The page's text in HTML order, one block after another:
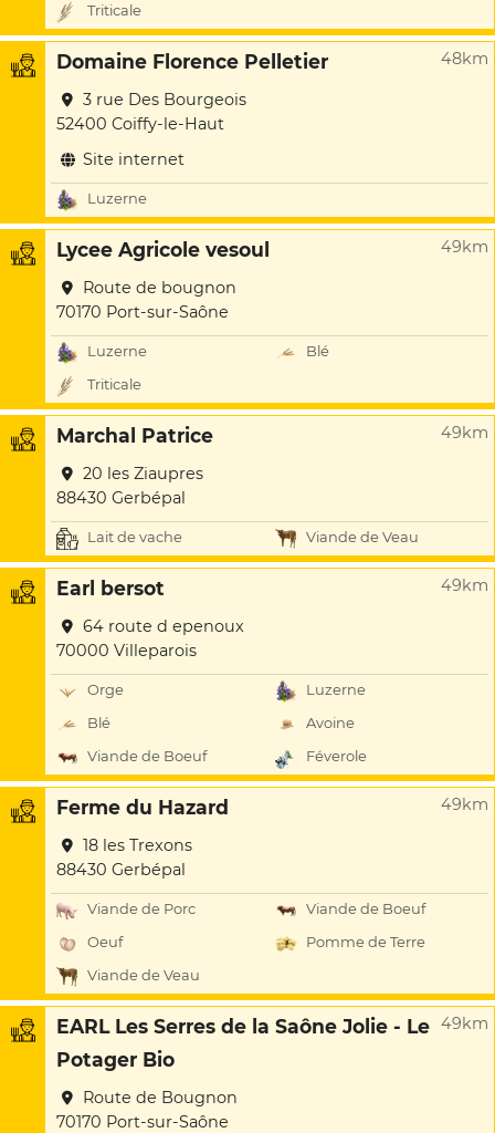
Triticale
Domaine Florence Pelletier 48km
3 rue Des Bourgeois
52400 Coiffy-le-Haut
Site internet
Luzerne
Lycee Agricole vesoul 49km
Route de bougnon
70170 Port-sur-Saône
Luzerne
Blé
Triticale
Marchal Patrice 49km
20 les Ziaupres
88430 Gerbépal
Lait de vache Viande de Veau
Earl bersot 49km
64 route d epenoux
70000 Villeparois
Orge
Luzerne
Blé
Avoine
Viande de Boeuf
Féverole
Ferme du Hazard 49km
18 les Trexons
88430 Gerbépal
Viande de Porc
Viande de Boeuf
Oeuf
Pomme de Terre
Viande de Veau
EARL Les Serres de la Saône Jolie - Le
Potager Bio
49km
Route de Bougnon
70170 Port-sur-Saône